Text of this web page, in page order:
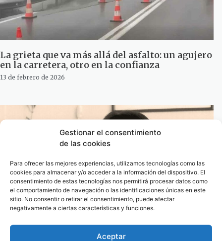
Gestionar el consentimiento
de las cookies
Para ofrecer las mejores experiencias, utilizamos tecnologías como las
cookies para almacenar y/o acceder a la información del dispositivo. El
consentimiento de estas tecnologías nos permitirá procesar datos como
el comportamiento de navegación o las identificaciones únicas en este
sitio. No consentir o retirar el consentimiento, puede afectar
negativamente a ciertas características y funciones.
Aceptar
La grieta que va más allá del asfalto: un agujero
en la carretera, otro en la confianza
13 de febrero de 2026
Palabras de aMor en lunes. Por María Eugenia